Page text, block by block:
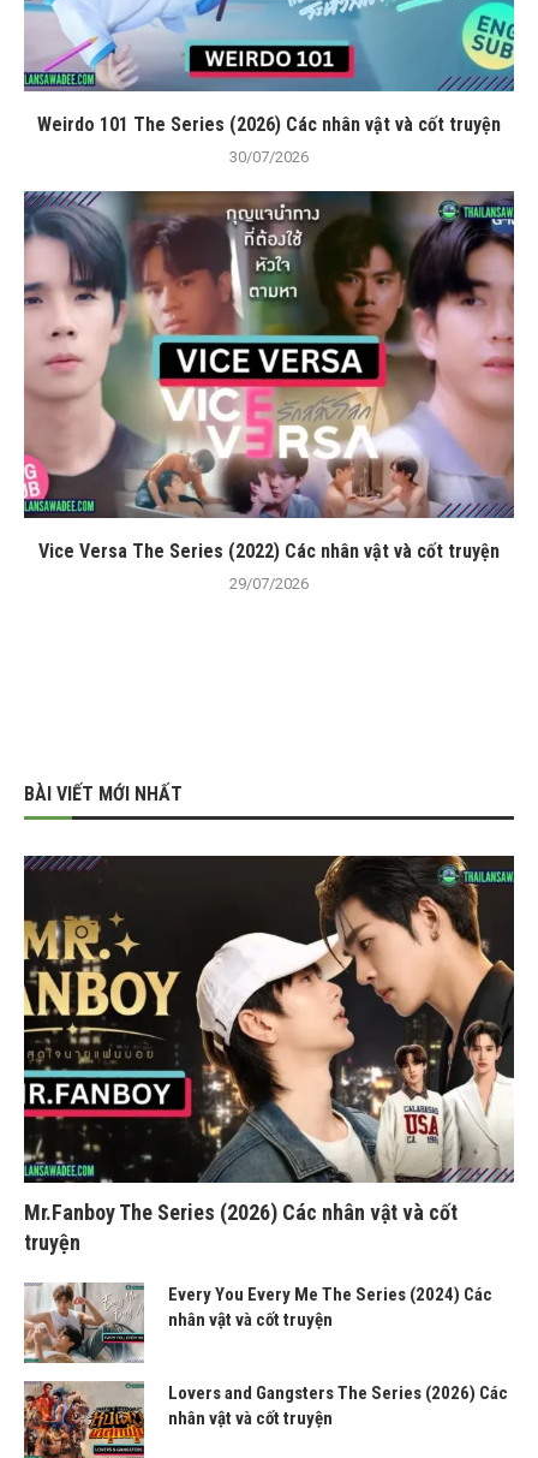
Weirdo 101 The Series (2026) Các nhân vật và cốt truyện
30/07/2026
Vice Versa The Series (2022) Các nhân vật và cốt truyện
29/07/2026
BÀI VIẾT MỚI NHẤT
Mr.Fanboy The Series (2026) Các nhân vật và cốt
truyện
Every You Every Me The Series (2024) Các
nhân vật và cốt truyện
Lovers and Gangsters The Series (2026) Các
nhân vật và cốt truyện